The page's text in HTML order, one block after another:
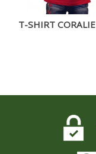
T-SHIRT CORALIE